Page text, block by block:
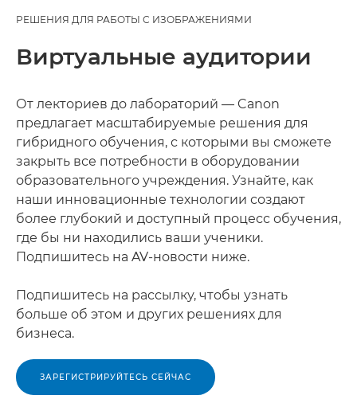
РЕШЕНИЯ ДЛЯ РАБОТЫ С ИЗОБРАЖЕНИЯМИ
Виртуальные аудитории
От лекториев до лабораторий — Canon
предлагает масштабируемые решения для
гибридного обучения, с которыми вы сможете
закрыть все потребности в оборудовании
образовательного учреждения. Узнайте, как
наши инновационные технологии создают
более глубокий и доступный процесс обучения,
где бы ни находились ваши ученики.
Подпишитесь на AV-новости ниже.
Подпишитесь на рассылку, чтобы узнать
больше об этом и других решениях для
бизнеса.
ЗАРЕГИСТРИРУЙТЕСЬ СЕЙЧАС